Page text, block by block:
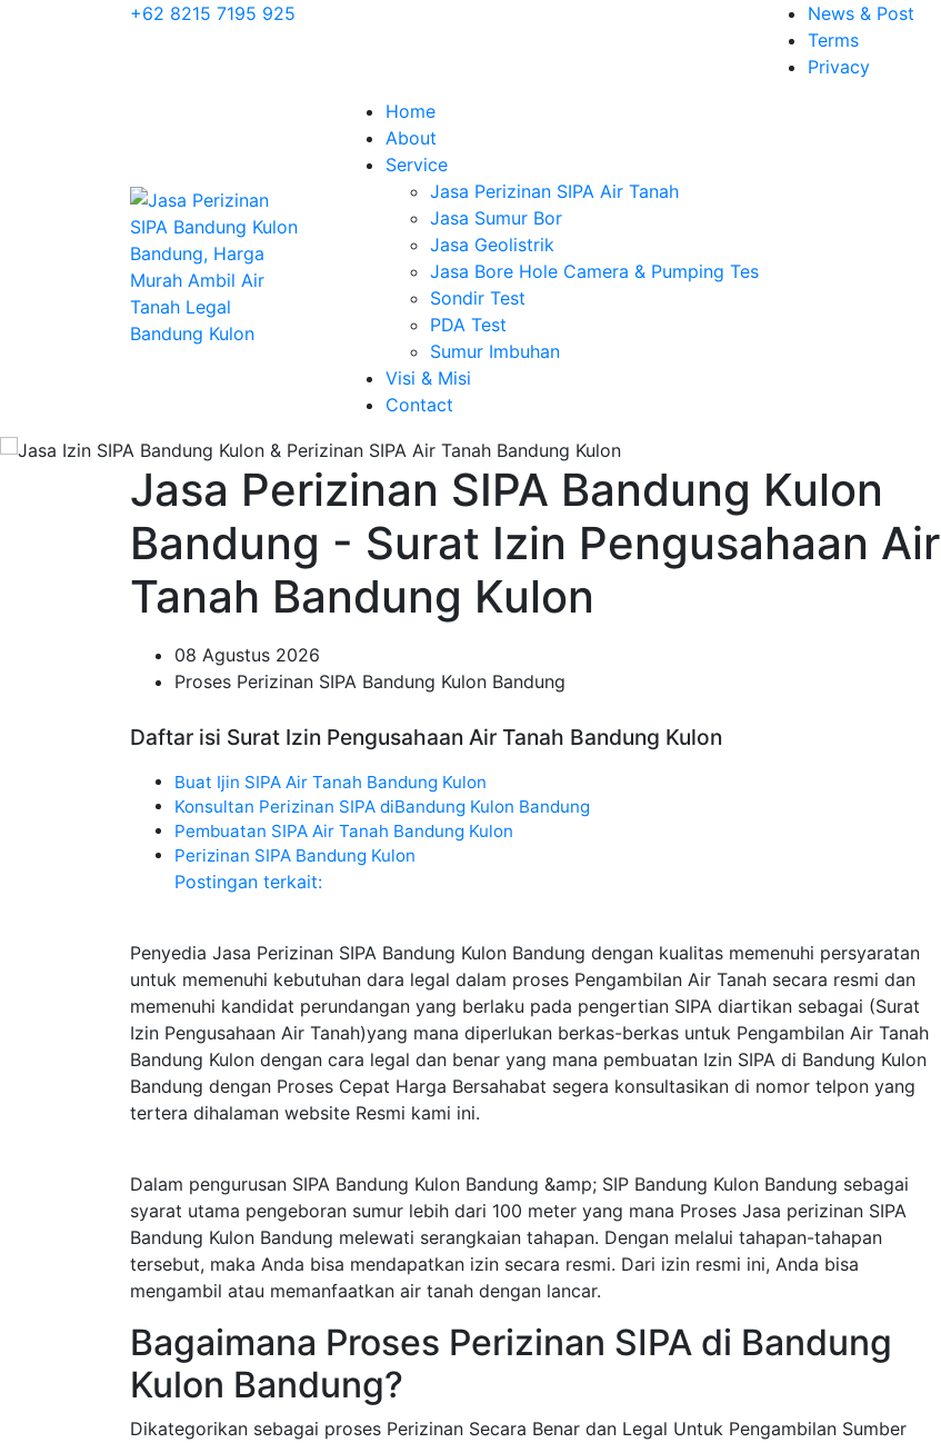
+62 8215 7195 925
News & Post
Terms
Privacy
Home
About
Service
Jasa Perizinan SIPA Air Tanah
Jasa Sumur Bor
Jasa Geolistrik
Jasa Bore Hole Camera & Pumping Tes
Sondir Test
PDA Test
Sumur Imbuhan
Visi & Misi
Contact
Jasa Perizinan SIPA Bandung Kulon
Bandung - Surat Izin Pengusahaan Air
Tanah Bandung Kulon
08 Agustus 2026
Proses Perizinan SIPA Bandung Kulon Bandung
Daftar isi Surat Izin Pengusahaan Air Tanah Bandung Kulon
Buat Ijin SIPA Air Tanah Bandung Kulon
Konsultan Perizinan SIPA diBandung Kulon Bandung
Pembuatan SIPA Air Tanah Bandung Kulon
Perizinan SIPA Bandung Kulon
Postingan terkait:
Penyedia Jasa Perizinan SIPA Bandung Kulon Bandung dengan kualitas memenuhi persyaratan
untuk memenuhi kebutuhan dara legal dalam proses Pengambilan Air Tanah secara resmi dan
memenuhi kandidat perundangan yang berlaku pada pengertian SIPA diartikan sebagai (Surat
Izin Pengusahaan Air Tanah)yang mana diperlukan berkas-berkas untuk Pengambilan Air Tanah
Bandung Kulon dengan cara legal dan benar yang mana pembuatan Izin SIPA di Bandung Kulon
Bandung dengan Proses Cepat Harga Bersahabat segera konsultasikan di nomor telpon yang
tertera dihalaman website Resmi kami ini.
Dalam pengurusan SIPA Bandung Kulon Bandung &amp; SIP Bandung Kulon Bandung sebagai
syarat utama pengeboran sumur lebih dari 100 meter yang mana Proses Jasa perizinan SIPA
Bandung Kulon Bandung melewati serangkaian tahapan. Dengan melalui tahapan-tahapan
tersebut, maka Anda bisa mendapatkan izin secara resmi. Dari izin resmi ini, Anda bisa
mengambil atau memanfaatkan air tanah dengan lancar.
Bagaimana Proses Perizinan SIPA di Bandung
Kulon Bandung?
Dikategorikan sebagai proses Perizinan Secara Benar dan Legal Untuk Pengambilan Sumber